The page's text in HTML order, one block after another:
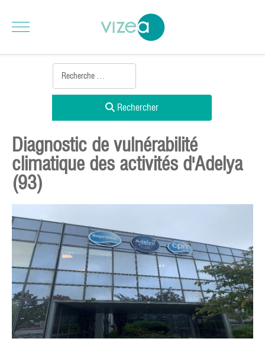
Rechercher
Diagnostic de vulnérabilité
climatique des activités d'Adelya
(93)